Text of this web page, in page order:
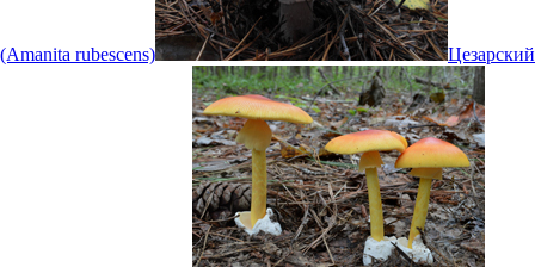
(Amanita rubescens) Цезарский